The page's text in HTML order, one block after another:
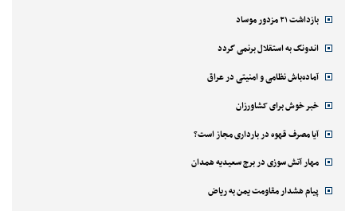
بازداشت ۲۱ مزدور موساد
اندونگ به استقلال برنمی گردد
آماده‌باش نظامی و امنیتی در عراق
خبر خوش برای کشاورزان
آیا مصرف قهوه در بارداری مجاز است؟
مهار آتش سوزی در برج سعیدیه همدان
پیام هشدار مقاومت یمن به ریاض